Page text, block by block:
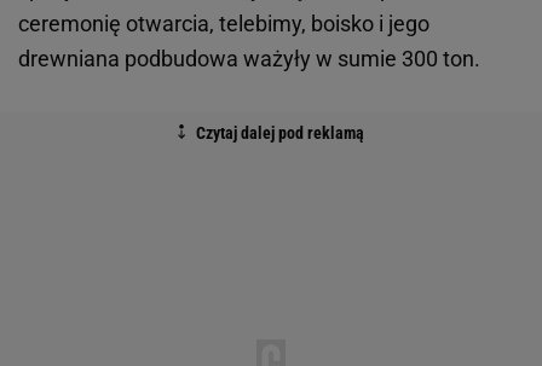
ceremonię otwarcia, telebimy, boisko i jego
drewniana podbudowa ważyły w sumie 300 ton.